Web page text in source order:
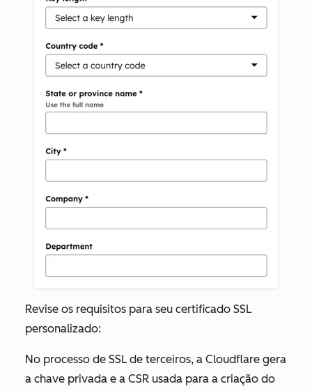
Revise os requisitos para seu certificado SSL
personalizado:
No processo de SSL de terceiros, a Cloudflare gera
a chave privada e a CSR usada para a criação do